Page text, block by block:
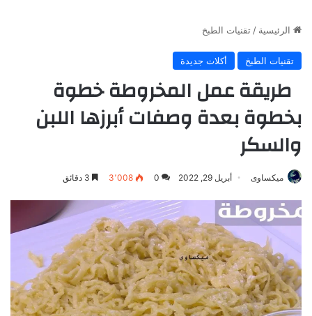
الرئيسية / تقنيات الطبخ
تقنيات الطبخ أكلات جديدة
طريقة عمل المخروطة خطوة
بخطوة بعدة وصفات أبرزها اللبن
والسكر
ميكساوى أبريل 29, 2022 0 3٬008